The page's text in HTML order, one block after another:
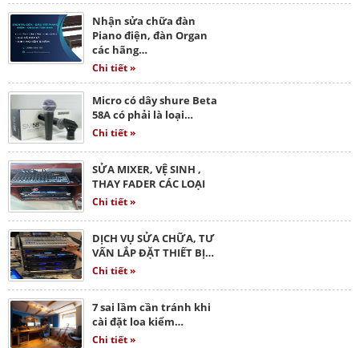
Nhận sửa chữa đàn
Piano điện, đàn Organ
các hãng…
Chi tiết »
Micro có dây shure Beta
58A có phải là loại…
Chi tiết »
SỬA MIXER, VỆ SINH ,
THAY FADER CÁC LOẠI
Chi tiết »
DỊCH VỤ SỬA CHỮA, TƯ
VẤN LẮP ĐẶT THIẾT BỊ…
Chi tiết »
7 sai lầm cần tránh khi
cài đặt loa kiểm…
Chi tiết »